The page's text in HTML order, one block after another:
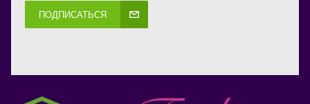
ПОДПИСАТЬСЯ